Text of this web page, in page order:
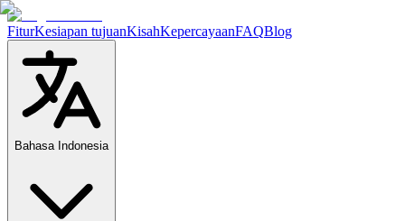
FiturKesiapan tujuanKisahKepercayaanFAQBlog
Bahasa Indonesia